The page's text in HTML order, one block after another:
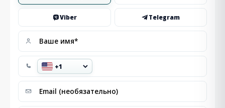
Viber Telegram